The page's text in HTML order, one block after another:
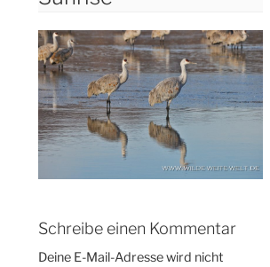
Schreibe einen Kommentar
Deine E-Mail-Adresse wird nicht